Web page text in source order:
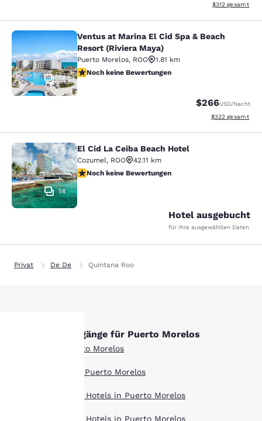
Geschätzte
$312 gesamt
Ventus at Marina El Cid Spa &
18
Ventus at Marina El Cid Spa & Beach
Resort (Riviera Maya)
Puerto Morelos, ROO
1.81 km
Noch keine Bewertungen
Noch keine Bewertungen
$266USD/Nacht
Geschätzte
$322 gesamt
El Cid La Ceiba Beach Hotel
14
El Cid La Ceiba Beach Hotel
Cozumel, ROO
42.11 km
Noch keine Bewertungen
Noch keine Bewertungen
Hotel ausgebucht
für Ihre ausgewählten Daten
Privat De De Quintana Roo
Andere Suchvorgänge für Puerto Morelos
Alle Hotels in Puerto Morelos
Boutique Hotels in Puerto Morelos
Langzeitaufenthalt Hotels in Puerto Morelos
Haustierfreundlich Hotels in Puerto Morelos